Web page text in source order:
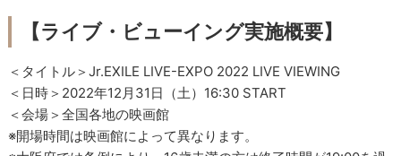
【ライブ・ビューイング実施概要】
＜タイトル＞Jr.EXILE LIVE-EXPO 2022 LIVE VIEWING
＜日時＞2022年12月31日（土）16:30 START
＜会場＞全国各地の映画館
※開場時間は映画館によって異なります。